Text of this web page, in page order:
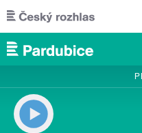
Přejít k hlavnímu obsahu